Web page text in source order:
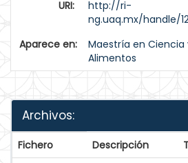
URI:
http://ri-
ng.uaq.mx/handle/
Aparece en:
Maestría en
Alimentos
Archivos:
Fichero Descripción